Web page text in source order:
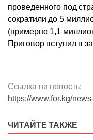
проведенного под
сократили до 5
(примерно 1,1
Приговор вступил в
Ссылка на новость:
https://www.for.kg/
ЧИТАЙТЕ ТАКЖЕ